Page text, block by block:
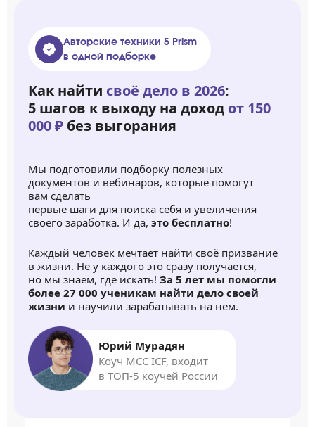
Авторские техники 5 Prism
в одной подборке
Как найти своё дело в 2026:
5 шагов к выходу на доход от 150
000 ₽ без выгорания
Мы подготовили подборку полезных
документов и вебинаров, которые помогут
вам сделать
первые шаги для поиска себя и увеличения
своего заработка. И да, это бесплатно!
Каждый человек мечтает найти своё призвание
в жизни. Не у каждого это сразу получается,
но мы знаем, где искать! За 5 лет мы помогли
более 27 000 ученикам найти дело своей
жизни и научили зарабатывать на нем.
Юрий Мурадян
Коуч MCC ICF, входит
в ТОП-5 коучей России